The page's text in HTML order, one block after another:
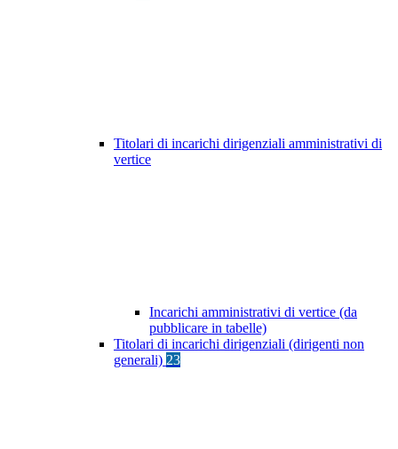
Titolari di incarichi dirigenziali amministrativi di
vertice
Incarichi amministrativi di vertice (da
pubblicare in tabelle)
Titolari di incarichi dirigenziali (dirigenti non
generali) 23